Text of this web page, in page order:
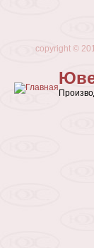
сopyright ©